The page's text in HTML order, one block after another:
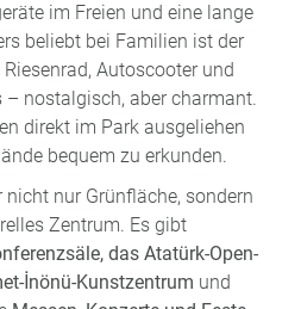
im Freien und eine lange
beliebt bei Familien ist der
Autoscooter und
– nostalgisch, aber charmant.
direkt im Park ausgeliehen
bequem zu erkunden.
nicht nur Grünfläche, sondern
Zentrum. Es gibt
das Atatürk-Open-
İnönü-Kunstzentrum und